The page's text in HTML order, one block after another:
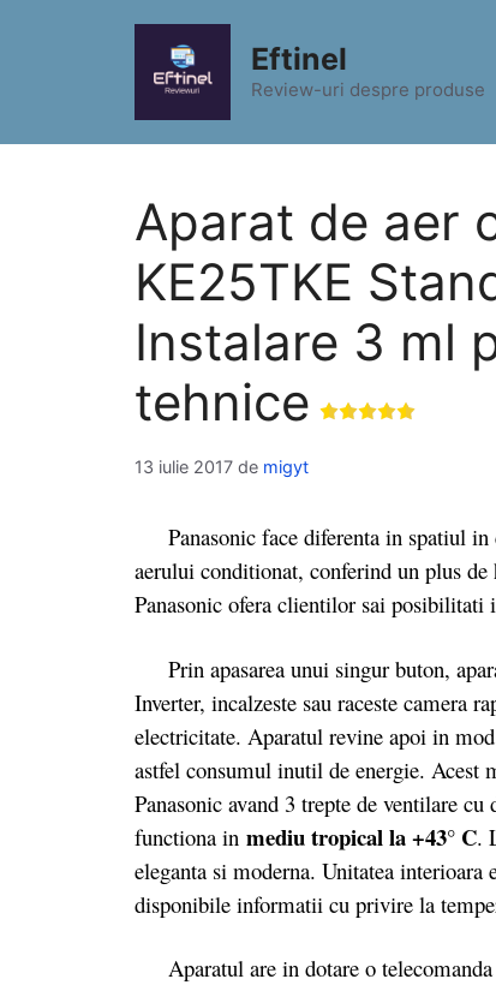
Eftinel
Review-uri despre produse
Aparat de aer
KE25TKE
Instalare 3 ml
tehnice
13 iulie 2017 de migyt
Panasonic face diferenta in spatiul in
aerului conditionat, conferind un plus
Panasonic ofera clientilor sai posibilitati
Prin apasarea unui singur buton,
Inverter, incalzeste sau raceste camera
electricitate. Aparatul revine apoi in
astfel consumul inutil de energie. Acest
Panasonic avand 3 trepte de ventilare
functiona in mediu tropical la +43° C.
eleganta si moderna. Unitatea
disponibile informatii cu privire la
Aparatul are in dotare o